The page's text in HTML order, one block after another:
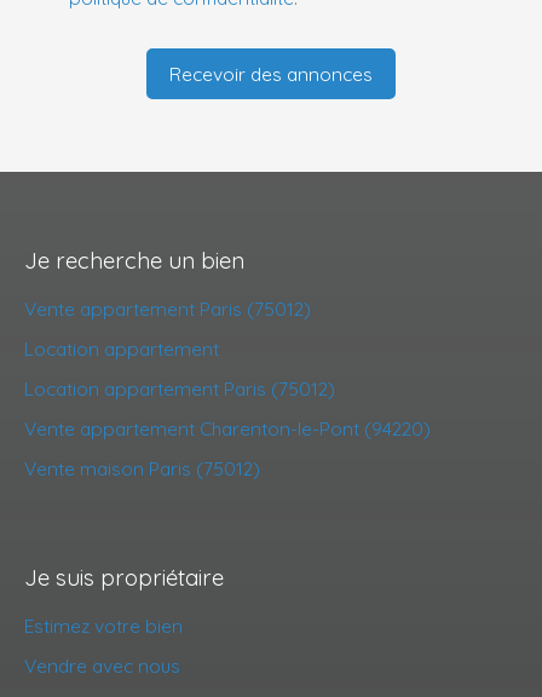
Recevoir des annonces
Je recherche un bien
Vente appartement Paris (75012)
Location appartement
Location appartement Paris (75012)
Vente appartement Charenton-le-Pont (94220)
Vente maison Paris (75012)
Je suis propriétaire
Estimez votre bien
Vendre avec nous